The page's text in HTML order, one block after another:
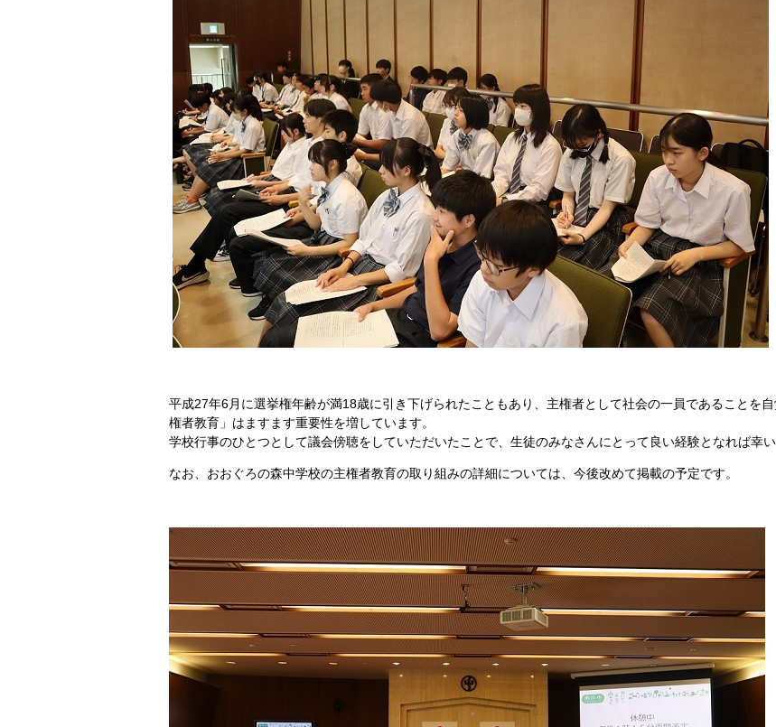
平成27年6月に選挙権年齢が満18歳に引き下げられたこともあり、主権者として社会の一員であることを
権者教育」はますます重要性を増しています。
学校行事のひとつとして議会傍聴をしていただいたことで、生徒のみなさんにとって良い経験となれば幸い
なお、おおぐろの森中学校の主権者教育の取り組みの詳細については、今後改めて掲載の予定です。